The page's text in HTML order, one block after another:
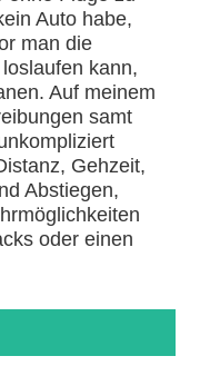
Auto habe,
man die
kann,
Auf meinem
samt
Gehzeit,
Abstiegen,
oder einen